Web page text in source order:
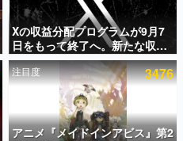
！ ページビュー数万以上！ などな
Xの収益分配プログラムが9月7
日をもって終了へ。新たな収益
化制度「Original Content
Rewards Program」を発表
注目度 3476
アニメ『メイドインアビス』第2